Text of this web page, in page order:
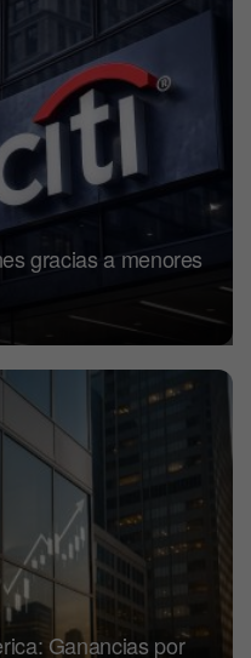
gracias a menores
Ganancias por